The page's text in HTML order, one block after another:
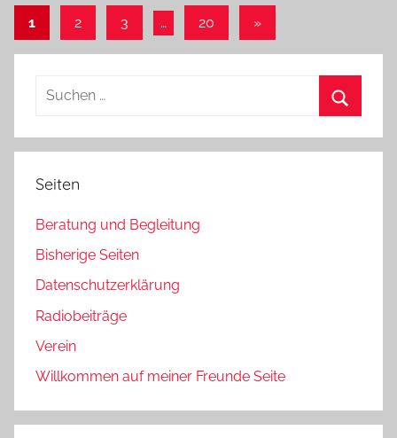
Seitennummerierung
der
Beiträge
1 2 3 … 20
Nächste
»
Suchen
Seiten
Beratung und Begleitung
Bisherige Seiten
Datenschutzerklärung
Radiobeiträge
Verein
Willkommen auf meiner Freunde Seite